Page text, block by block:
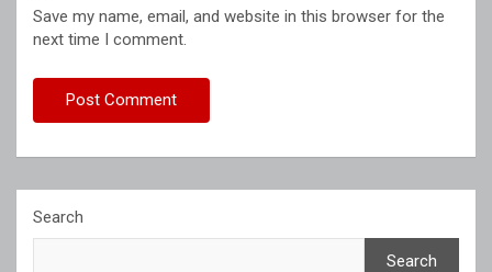
Save my name, email, and website in this browser for the
next time I comment.
Search
Search